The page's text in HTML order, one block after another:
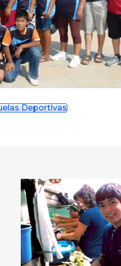
Deportivas